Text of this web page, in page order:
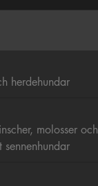
herdehundar
molosser och
sennenhundar